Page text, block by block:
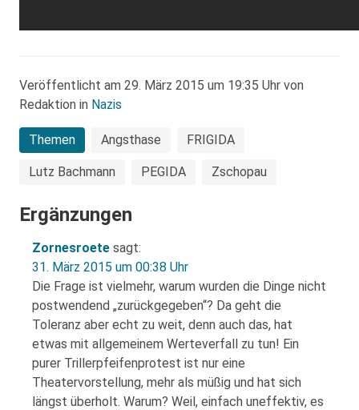
Veröffentlicht am 29. März 2015 um 19:35 Uhr von
Redaktion in Nazis
Themen Angsthase FRIGIDA
Lutz Bachmann PEGIDA Zschopau
Ergänzungen
Zornesroete sagt:
31. März 2015 um 00:38 Uhr
Die Frage ist vielmehr, warum wurden die Dinge nicht
postwendend „zurückgegeben“? Da geht die
Toleranz aber echt zu weit, denn auch das, hat
etwas mit allgemeinem Werteverfall zu tun! Ein
purer Trillerpfeifenprotest ist nur eine
Theatervorstellung, mehr als müßig und hat sich
längst überholt. Warum? Weil, einfach uneffektiv, es